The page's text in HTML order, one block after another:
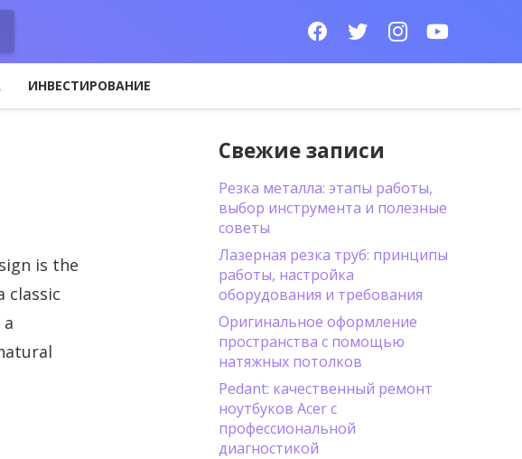
ИНВЕСТИРОВАНИЕ
is the
classic
Свежие записи
Резка металла: этапы работы,
выбор инструмента и полезные
советы
Лазерная резка труб: принципы
работы, настройка
оборудования и требования
Оригинальное оформление
пространства с помощью
натяжных потолков
Pedant: качественный ремонт
ноутбуков Acer с
профессиональной
диагностикой